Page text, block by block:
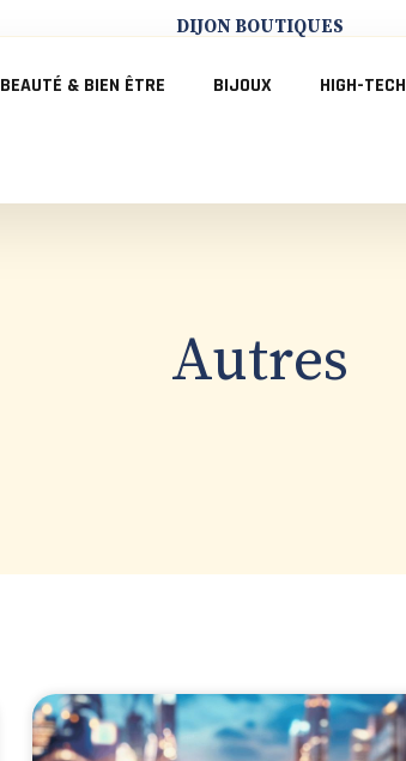
DIJON BOUTIQUES
BEAUTÉ & BIEN ÊTRE BIJOUX HIGH-TECH
Autres